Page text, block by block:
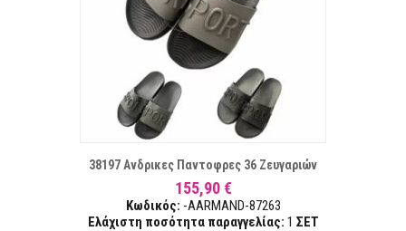
38197 Ανδρικες Παντοφρες 36 Ζευγαριών
155,90 €
Κωδικός: -AARMAND-87263
Ελάχιστη ποσότητα παραγγελίας: 1 ΣΕΤ